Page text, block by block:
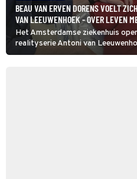
BEAU VAN ERVEN DORENS VOELT
VAN LEEUWENHOEK - OVER LEVEN
Het Amsterdamse ziekenhuis
realityserie Antoni van
Kanker voor het eerst zijn